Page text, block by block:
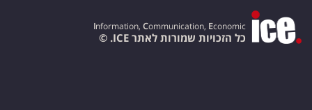
Information, Communication, Economic
כל הזכויות שמורות לאתר ICE. ©